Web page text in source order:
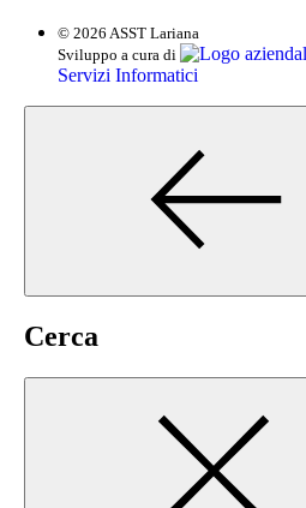
© 2026 ASST Lariana
Sviluppo a cura di
Servizi Informatici
Cerca